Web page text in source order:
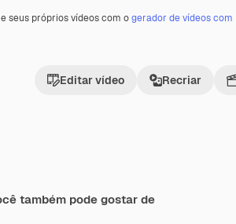
seus próprios vídeos com ogerador de vídeos com
Editar vídeo Recriar
também pode gostar de